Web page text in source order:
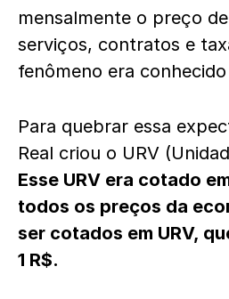
mensalmente o preço
serviços, contratos e
fenômeno era
Para quebrar essa
Real criou o URV
Esse URV era cotado
todos os preços da
ser cotados em URV,
1 R$.